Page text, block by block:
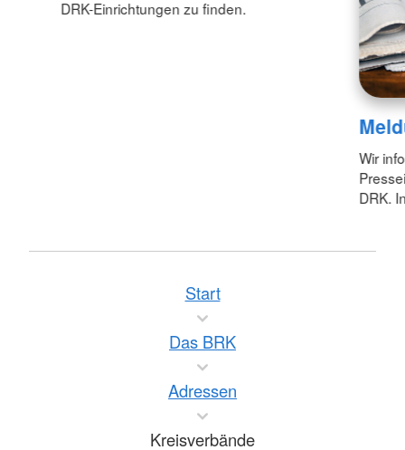
DRK-Einrichtungen zu finden.
Wir
DRK.
Start
Das BRK
Adressen
Kreisverbände